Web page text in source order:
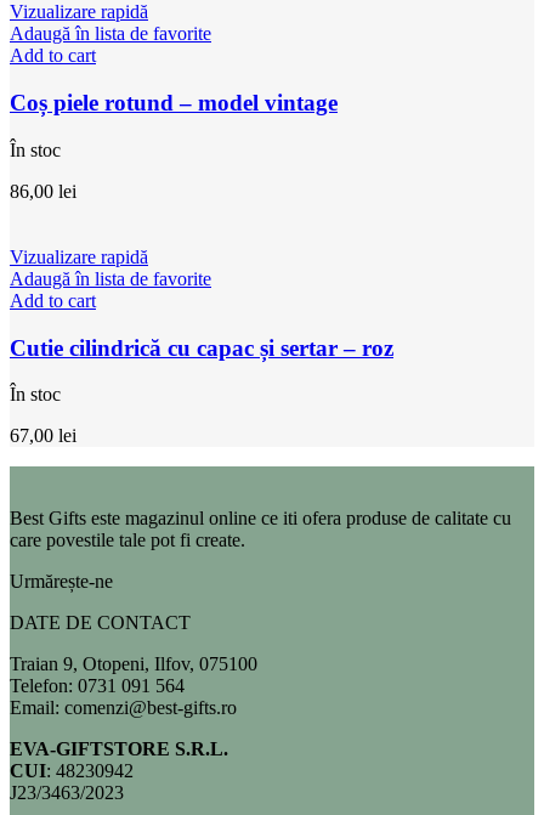
Vizualizare rapidă
Adaugă în lista de favorite
Add to cart
Coș piele rotund – model vintage
În stoc
86,00 lei
Vizualizare rapidă
Adaugă în lista de favorite
Add to cart
Cutie cilindrică cu capac și sertar – roz
În stoc
67,00 lei
Best Gifts este magazinul online ce iti ofera produse de calitate cu
care povestile tale pot fi create.
Urmărește-ne
DATE DE CONTACT
Traian 9, Otopeni, Ilfov, 075100
Telefon: 0731 091 564
Email: comenzi@best-gifts.ro
EVA-GIFTSTORE S.R.L.
CUI: 48230942
J23/3463/2023